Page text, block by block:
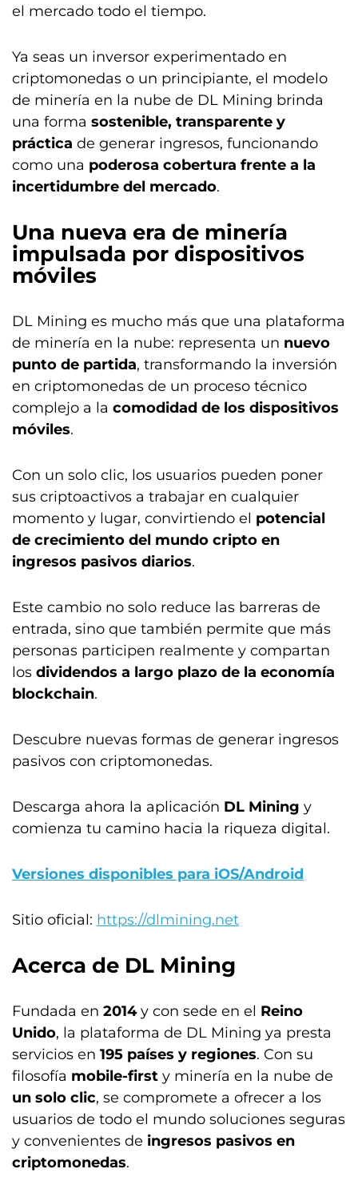
el mercado todo el tiempo.
Ya seas un inversor experimentado en
criptomonedas o un principiante, el modelo
de minería en la nube de DL Mining brinda
una forma sostenible, transparente y
práctica de generar ingresos, funcionando
como una poderosa cobertura frente a la
incertidumbre del mercado.
Una nueva era de minería
impulsada por dispositivos
móviles
DL Mining es mucho más que una plataforma
de minería en la nube: representa un nuevo
punto de partida, transformando la inversión
en criptomonedas de un proceso técnico
complejo a la comodidad de los dispositivos
móviles.
Con un solo clic, los usuarios pueden poner
sus criptoactivos a trabajar en cualquier
momento y lugar, convirtiendo el potencial
de crecimiento del mundo cripto en
ingresos pasivos diarios.
Este cambio no solo reduce las barreras de
entrada, sino que también permite que más
personas participen realmente y compartan
los dividendos a largo plazo de la economía
blockchain.
Descubre nuevas formas de generar ingresos
pasivos con criptomonedas.
Descarga ahora la aplicación DL Mining y
comienza tu camino hacia la riqueza digital.
Versiones disponibles para iOS/Android
Sitio oficial: https://dlmining.net
Acerca de DL Mining
Fundada en 2014y con sede en el Reino
Unido, la plataforma de DL Mining ya presta
servicios en 195 países y regiones. Con su
filosofía mobile-first y minería en la nube de
un solo clic, se compromete a ofrecer a los
usuarios de todo el mundo soluciones seguras
y convenientes de ingresos pasivos en
criptomonedas.